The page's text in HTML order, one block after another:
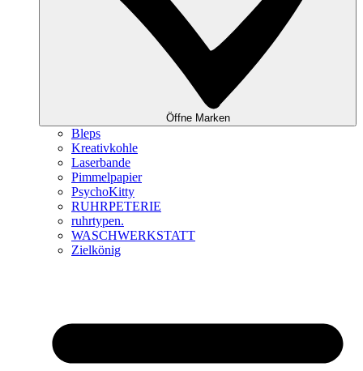
Öffne Marken
Bleps
Kreativkohle
Laserbande
Pimmelpapier
PsychoKitty
RUHRPETERIE
ruhrtypen.
WASCHWERKSTATT
Zielkönig